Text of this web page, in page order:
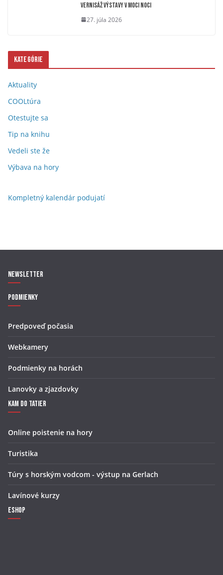
Vernisáž výstavy V moci noci
27. júla 2026
Kategórie
Aktuality
COOLtúra
Otestujte sa
Tip na knihu
Vedeli ste že
Výbava na hory
Kompletný kalendár podujatí
Newsletter
Podmienky
Predpoveď počasia
Webkamery
Podmienky na horách
Lanovky a zjazdovky
Kam do Tatier
Online poistenie na hory
Turistika
Túry s horským vodcom - výstup na Gerlach
Lavínové kurzy
Eshop